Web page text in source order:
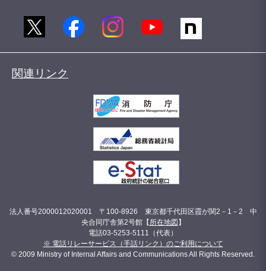
関連リンク
法人番号2000012020001 〒100-8926 東京都千代田区霞が関2－1－2 中
央合同庁舎第2号館【 所在地図 】
電話03-5253-5111（代表）
※ 電話リレーサービス（手話リンク）のご利用について
© 2009 Ministry of Internal Affairs and Communications All Rights Reserved.